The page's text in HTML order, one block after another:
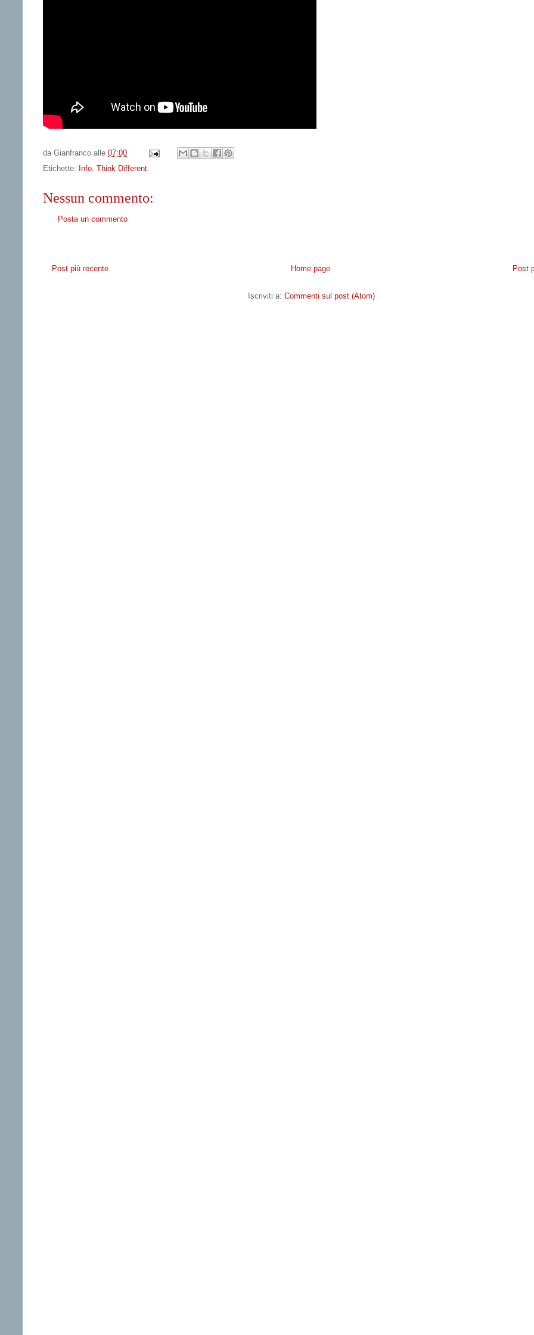
da Gianfranco alle 07:00
Etichette: Info, Think Different
Nessun commento:
Posta un commento
Post più recente Post
Home page
Iscriviti a: Commenti sul post (Atom)